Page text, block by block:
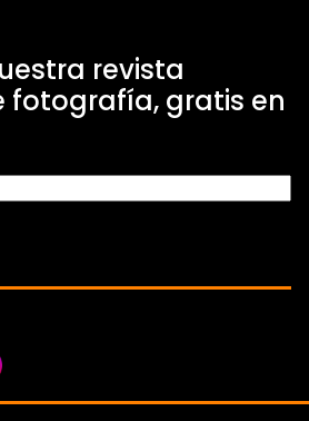
revista
fotografía, gratis en